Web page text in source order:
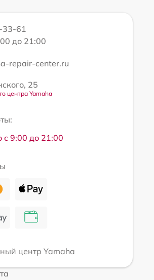
33-61
до 21:00
repair-center.ru
25
центра Yamaha
с 9:00 до 21:00
центр Yamaha